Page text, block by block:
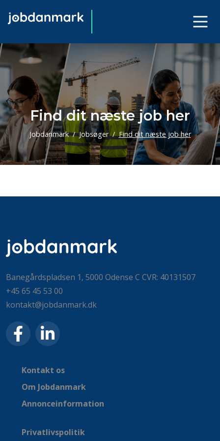
Find dit næste job her
Jobdanmark Jobsøger Find dit næste job her
Banegårdspladsen 1, 5000 Odense C CVR: 40131507
+45 65 45 53 00
kontakt@jobdanmark.dk
Kontakt os
Om Jobdanmark
Annonceinformation
Privatlivspolitik